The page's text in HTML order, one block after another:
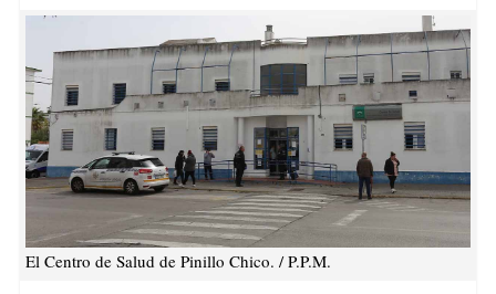
El Centro de Salud de Pinillo Chico. / P.P.M.